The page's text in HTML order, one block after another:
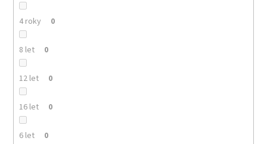
4 roky 0
8 let 0
12 let 0
16 let 0
6 let 0